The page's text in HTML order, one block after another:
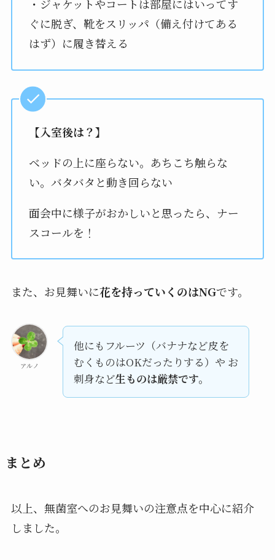
・ジャケットやコートは部屋にはいってす
ぐに脱ぎ、靴をスリッパ（備え付けてある
はず）に履き替える
【入室後は？】
ベッドの上に座らない。あちこち触らな
い。バタバタと動き回らない
面会中に様子がおかしいと思ったら、ナー
スコールを！
また、お見舞いに花を持っていくのはNGです。
アルノ
他にもフルーツ（バナナなど皮を
むくものはOKだったりする）や お
刺身など生ものは厳禁です。
まとめ
以上、無菌室へのお見舞いの注意点を中心に紹介
しました。